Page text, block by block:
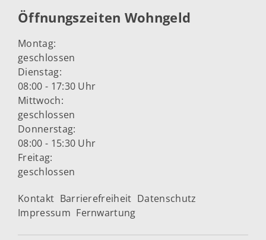
Öffnungszeiten Wohngeld
Montag:
geschlossen
Dienstag:
08:00 - 17:30 Uhr
Mittwoch:
geschlossen
Donnerstag:
08:00 - 15:30 Uhr
Freitag:
geschlossen
Kontakt Barrierefreiheit Datenschutz
Impressum Fernwartung